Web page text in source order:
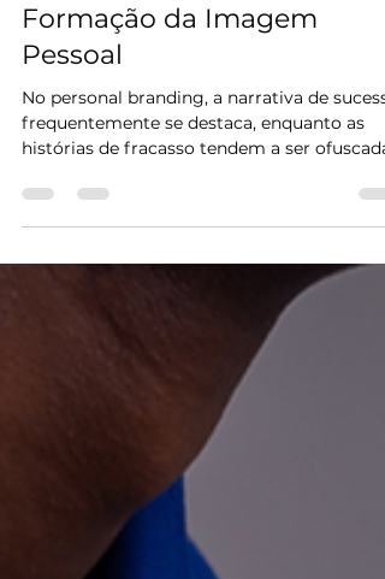
16 de jul. de 2024
3 min de leitura
O Impacto do Fracasso na
Formação da Imagem
Pessoal
No personal branding, a narrativa de
histórias de fracasso tendem a ser
ou...